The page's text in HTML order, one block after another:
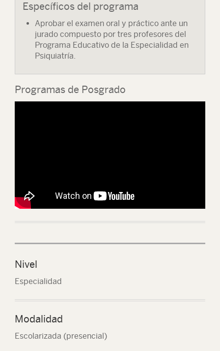
Específicos del programa
Aprobar el examen oral y práctico ante un
jurado compuesto por tres profesores del
Programa Educativo de la Especialidad en
Psiquiatría.
Programas de Posgrado
Nivel
Especialidad
Modalidad
Escolarizada (presencial)